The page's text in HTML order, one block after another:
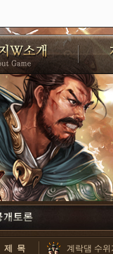
제 목 계락댐 수